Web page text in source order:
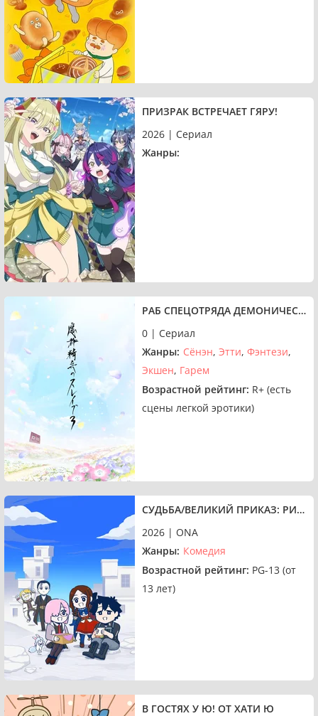
ПРИЗРАК ВСТРЕЧАЕТ ГЯРУ!
2026 | Сериал
Жанры:
РАБ СПЕЦОТРЯДА ДЕМОНИЧЕСКОГО ГОРОДА 3
0 | Сериал
Жанры: Сёнэн Этти Фэнтези
Экшен Гарем
Возрастной рейтинг: R+ (есть
сцены легкой эротики)
СУДЬБА/ВЕЛИКИЙ ПРИКАЗ: РИЦУКА ФУДЗИМАРУ НЕ ПОНИМАЕТ ЭТОГО 4
2026 | ONA
Жанры: Комедия
Возрастной рейтинг: PG-13 (от
13 лет)
В ГОСТЯХ У Ю! ОТ ХАТИ Ю